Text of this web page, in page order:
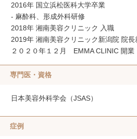
2016年 国立浜松医科大学卒業
- 麻酔科、形成外科研修
2018年 湘南美容クリニック 入職
2019年 湘南美容クリニック新潟院 院長
２０２０年１２月 EMMA CLINIC 開業
専門医・資格
日本美容外科学会（JSAS）
症例